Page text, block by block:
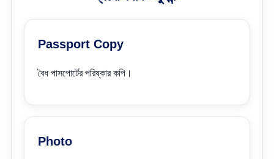
Passport Copy
বৈধ পাসপোর্টের পরিষ্কার কপি।
Photo